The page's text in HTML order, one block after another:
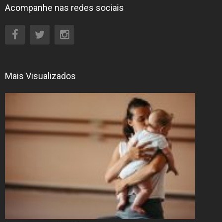
Acompanhe nas redes sociais
Mais Visualizados